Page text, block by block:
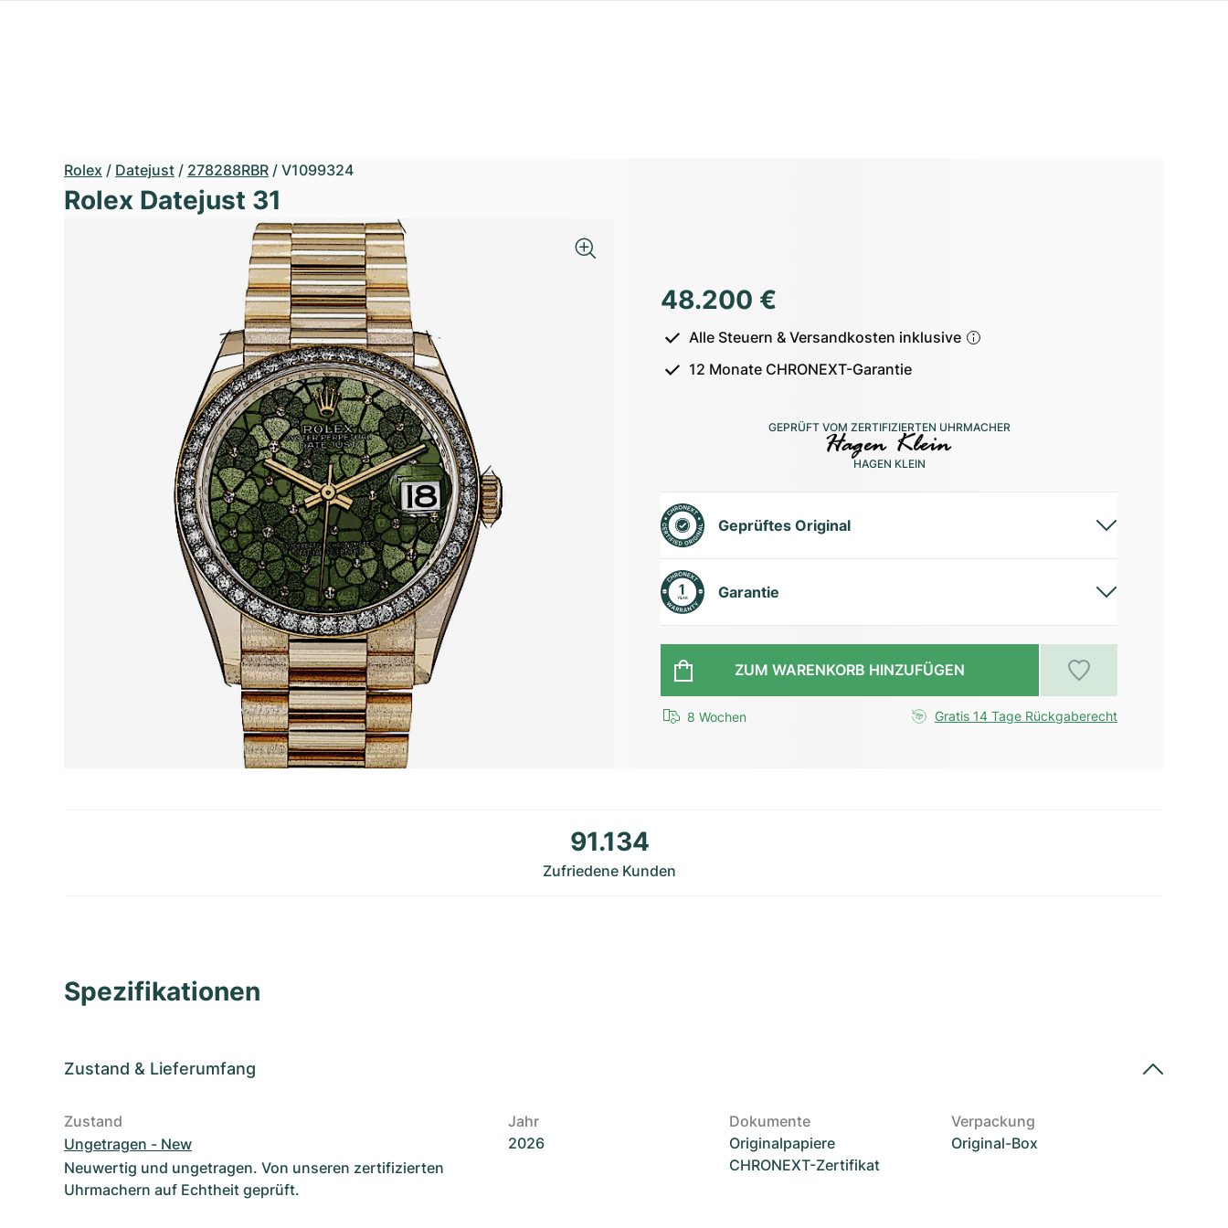
Rolex / Datejust / 278288RBR / V1099324
Rolex Datejust 31
48.200 €
Alle Steuern & Versandkosten inklusive
12 Monate CHRONEXT-Garantie
GEPRÜFT VOM ZERTIFIZIERTEN UHRMACHER
HAGEN KLEIN
Geprüftes Original
Garantie
ZUM WARENKORB HINZUFÜGEN
8 Wochen Gratis 14 Tage Rückgaberecht
91.134
Zufriedene Kunden
Spezifikationen
Zustand & Lieferumfang
Zustand
Ungetragen - New
Neuwertig und ungetragen. Von unseren zertifizierten
Uhrmachern auf Echtheit geprüft.
Jahr
2026
Dokumente
Originalpapiere
CHRONEXT-Zertifikat
Verpackung
Original-Box